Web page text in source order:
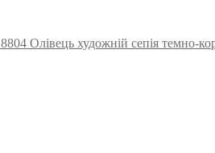
8804 Олівець художній сепія темно-